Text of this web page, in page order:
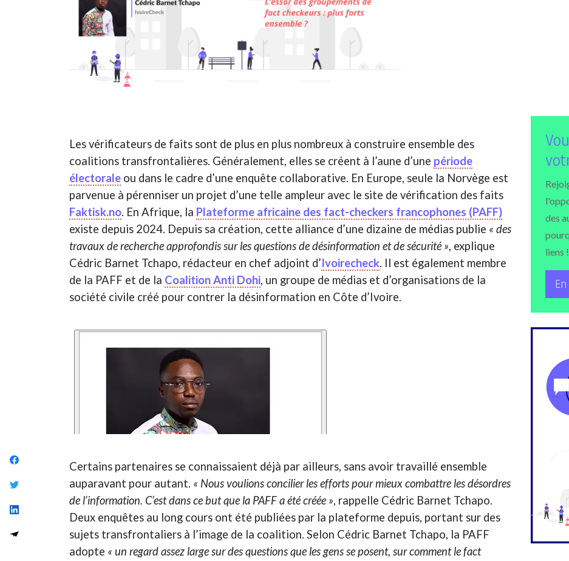
Les vérificateurs de faits sont de plus en plus nombreux à construire ensemble des
coalitions transfrontalières. Généralement, elles se créent à l’aune d’une période
électorale ou dans le cadre d’une enquête collaborative. En Europe, seule la Norvège est
parvenue à pérenniser un projet d’une telle ampleur avec le site de vérification des faits
Faktisk.no. En Afrique, la Plateforme africaine des fact-checkers francophones (PAFF)
existe depuis 2024. Depuis sa création, cette alliance d’une dizaine de médias publie « des
travaux de recherche approfondis sur les questions de désinformation et de sécurité », explique
Cédric Barnet Tchapo, rédacteur en chef adjoint d’Ivoirecheck. Il est également membre
de la PAFF et de la Coalition Anti Dohi, un groupe de médias et d’organisations de la
société civile créé pour contrer la désinformation en Côte d’Ivoire.
Certains partenaires se connaissaient déjà par ailleurs, sans avoir travaillé ensemble
auparavant pour autant. « Nous voulions concilier les efforts pour mieux combattre les désordres
de l’information. C’est dans ce but que la PAFF a été créée », rappelle Cédric Barnet Tchapo.
Deux enquêtes au long cours ont été publiées par la plateforme depuis, portant sur des
sujets transfrontaliers à l’image de la coalition. Selon Cédric Barnet Tchapo, la PAFF
adopte « un regard assez large sur des questions que les gens se posent, sur comment le fact
des
liens !